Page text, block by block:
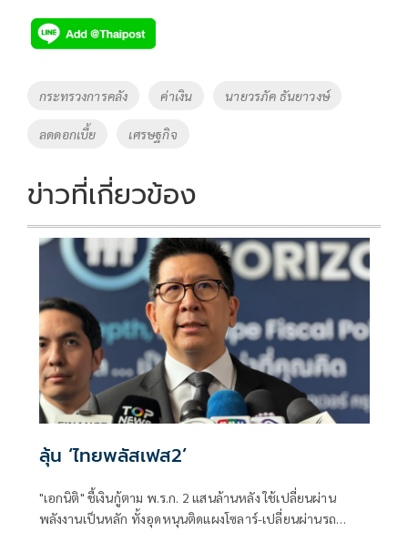
Tags
กระทรวงการคลัง ค่าเงิน นายวรภัค ธันยาวงษ์
ลดดอกเบี้ย เศรษฐกิจ
ข่าวที่เกี่ยวข้อง
ลุ้น ‘ไทยพลัสเฟส2’
"เอกนิติ" ชี้เงินกู้ตาม พ.ร.ก. 2 แสนล้านหลัง ใช้เปลี่ยนผ่าน
พลังงานเป็นหลัก ทั้งอุดหนุนติดแผงโซลาร์-เปลี่ยนผ่านรถ